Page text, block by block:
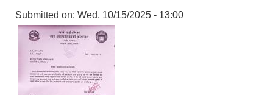
Submitted on: Wed, 10/15/2025 - 13:00